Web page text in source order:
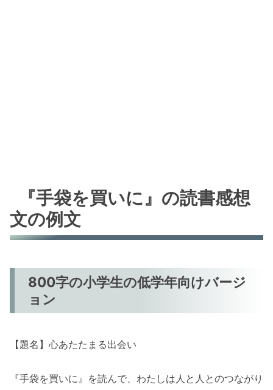
『手袋を買いに』の読書感想
文の例文
800字の小学生の低学年向けバージ
ョン
【題名】心あたたまる出会い
『手袋を買いに』を読んで、わたしは人と人とのつながり